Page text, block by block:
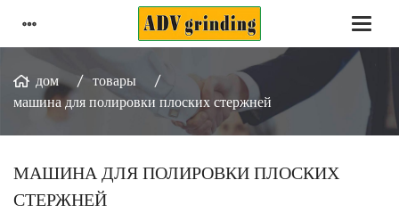
дом
товары
машина для полировки плоских стержней
МАШИНА ДЛЯ ПОЛИРОВКИ ПЛОСКИХ
СТЕРЖНЕЙ